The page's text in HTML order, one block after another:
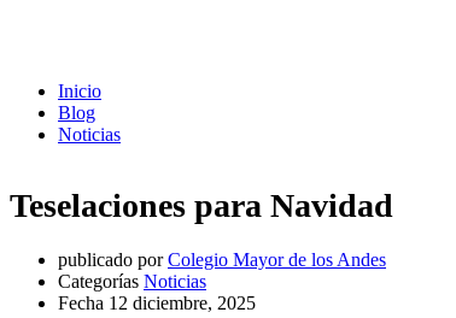
Inicio
Blog
Noticias
Teselaciones para Navidad
publicado por Colegio Mayor de los Andes
Categorías Noticias
Fecha 12 diciembre, 2025